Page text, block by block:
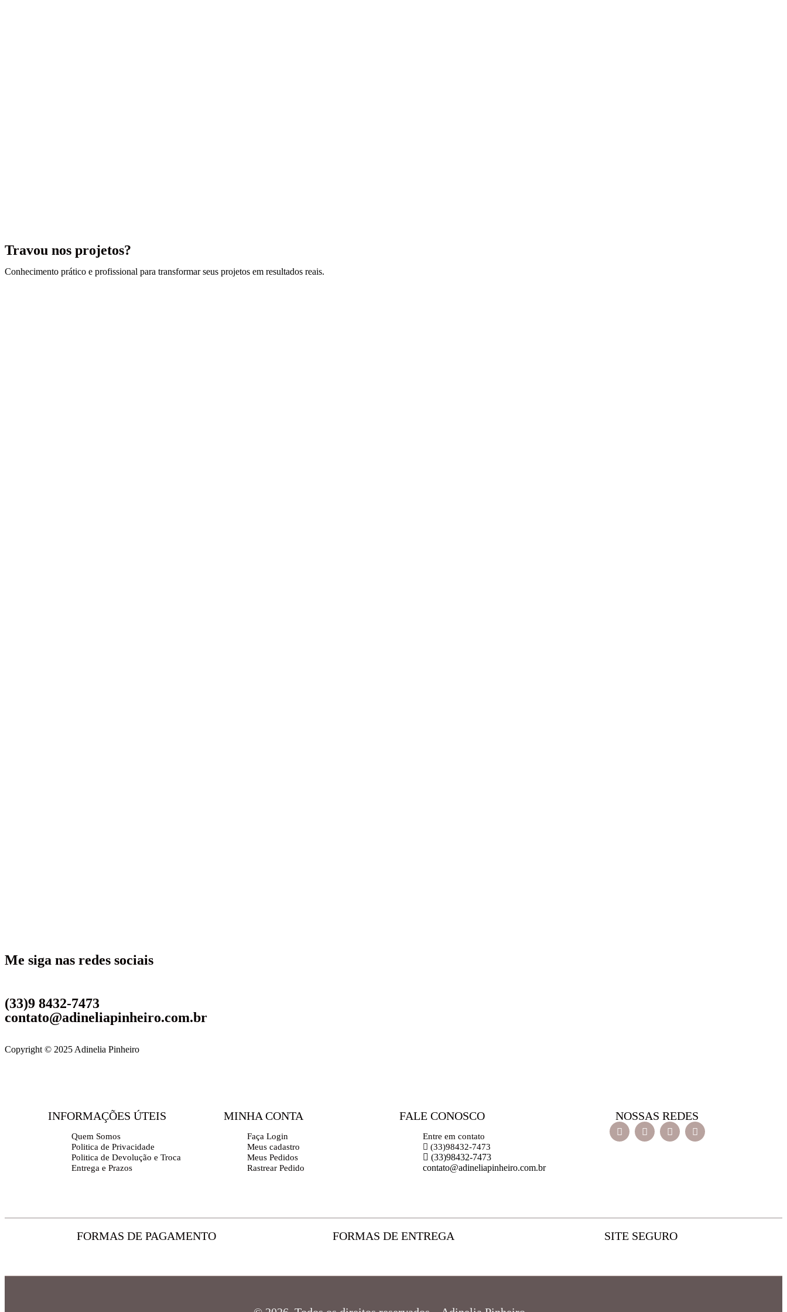
Travou nos projetos?
Conhecimento prático e profissional para transformar seus projetos em resultados reais.
Me siga nas redes sociais
(33)9 8432-7473
contato@adineliapinheiro.com.br
Copyright © 2025 Adinelia Pinheiro
INFORMAÇÕES ÚTEIS
Quem Somos
Politica de Privacidade
Politica de Devolução e Troca
Entrega e Prazos
MINHA CONTA
Faça Login
Meus cadastro
Meus Pedidos
Rastrear Pedido
FALE CONOSCO
Entre em contato
(33)98432-7473
(33)98432-7473
contato@adineliapinheiro.com.br
NOSSAS REDES
FORMAS DE PAGAMENTO FORMAS DE ENTREGA SITE SEGURO